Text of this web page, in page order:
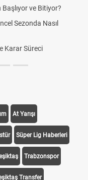
ve Bitiyor?
Sezonda Nasıl
Karar Süreci
At Yarışı
Süper Lig Haberleri
Trabzonspor
Transfer